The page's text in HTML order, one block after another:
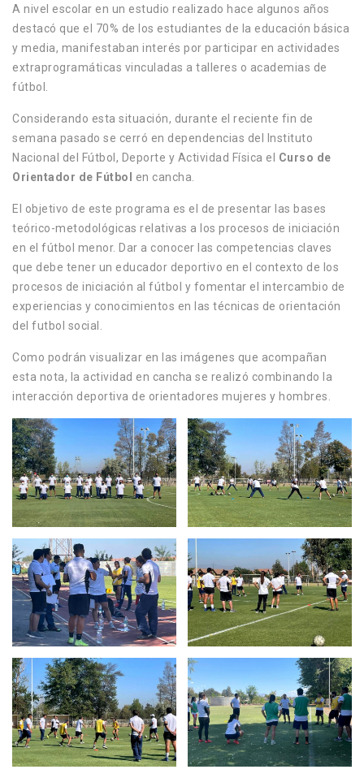
A nivel escolar en un estudio realizado hace algunos años
destacó que el 70% de los estudiantes de la educación básica
y media, manifestaban interés por participar en actividades
extraprogramáticas vinculadas a talleres o academias de
fútbol.
Considerando esta situación, durante el reciente fin de
semana pasado se cerró en dependencias del Instituto
Nacional del Fútbol, Deporte y Actividad Física el Curso de
Orientador de Fútbol
en cancha.
El objetivo de este programa es el de presentar las bases
teórico-metodológicas relativas a los procesos de iniciación
en el fútbol menor. Dar a conocer las competencias claves
que debe tener un educador deportivo en el contexto de los
procesos de iniciación al fútbol y fomentar el intercambio de
experiencias y conocimientos en las técnicas de orientación
del futbol social.
Como podrán visualizar en las imágenes que acompañan
esta nota, la actividad en cancha se realizó combinando la
interacción deportiva de orientadores mujeres y hombres.